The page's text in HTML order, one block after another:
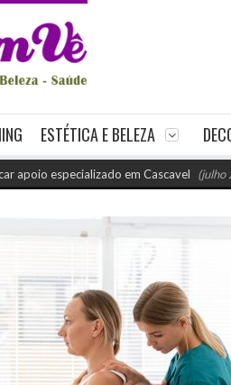
ESTÉTICA E BELEZA
em Cascavel (julho 29, 2026